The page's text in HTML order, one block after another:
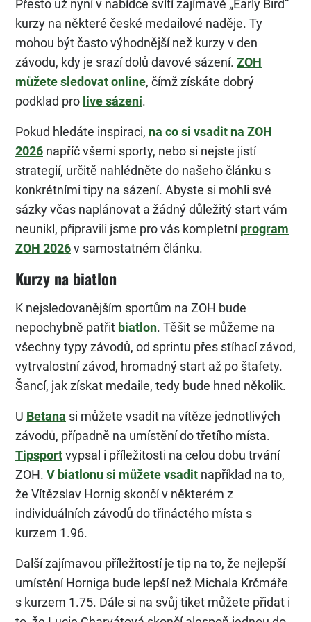
Přesto už nyní v nabídce svítí zajímavé „Early Bird“
kurzy na některé české medailové naděje. Ty
mohou být často výhodnější než kurzy v den
závodu, kdy je srazí dolů davové sázení. ZOH
můžete sledovat online, čímž získáte dobrý
podklad pro live sázení.
Pokud hledáte inspiraci, na co si vsadit na ZOH
2026 napříč všemi sporty, nebo si nejste jistí
strategií, určitě nahlédněte do našeho článku s
konkrétními tipy na sázení. Abyste si mohli své
sázky včas naplánovat a žádný důležitý start vám
neunikl, připravili jsme pro vás kompletníprogram
ZOH 2026v samostatném článku.
Kurzy na biatlon
K nejsledovanějším sportům na ZOH bude
nepochybně patřit biatlon. Těšit se můžeme na
všechny typy závodů, od sprintu přes stíhací závod,
vytrvalostní závod, hromadný start až po štafety.
Šancí, jak získat medaile, tedy bude hned několik.
U Betana si můžete vsadit na vítěze jednotlivých
závodů, případně na umístění do třetího místa.
Tipsportvypsal i příležitosti na celou dobu trvání
ZOH. V biatlonu si můžete vsadit například na to,
že Vítězslav Hornig skončí v některém z
individuálních závodů do třináctého místa s
kurzem 1.96.
Další zajímavou příležitostí je tip na to, že nejlepší
umístění Horniga bude lepší než Michala Krčmáře
s kurzem 1.75. Dále si na svůj tiket můžete přidat i